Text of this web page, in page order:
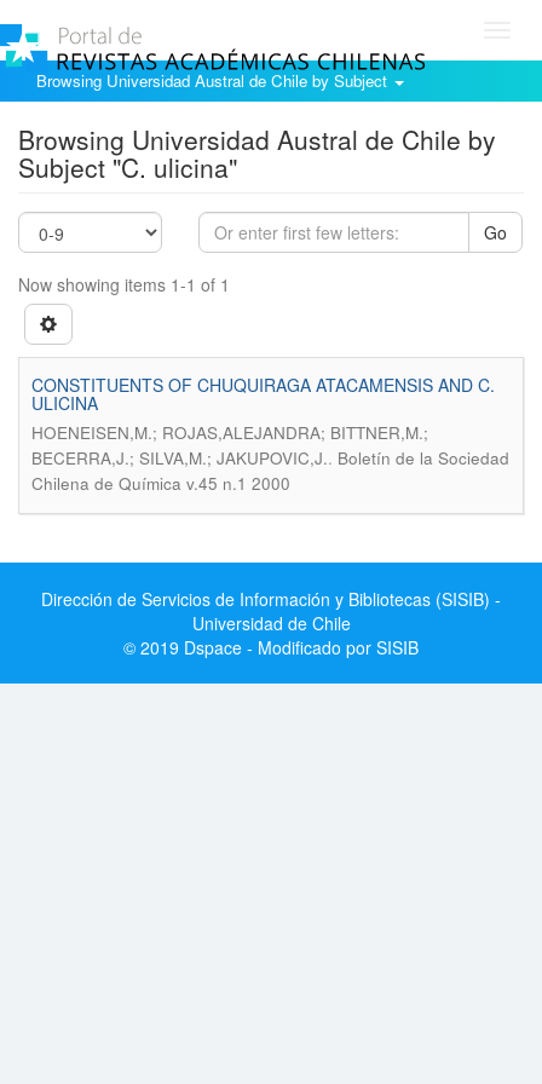
Browsing Universidad Austral de Chile by Subject
Browsing Universidad Austral de Chile by
Subject "C. ulicina"
Go
Now showing items 1-1 of 1
CONSTITUENTS OF CHUQUIRAGA ATACAMENSIS AND C.
ULICINA
HOENEISEN,M.; ROJAS,ALEJANDRA; BITTNER,M.;
BECERRA,J.; SILVA,M.; JAKUPOVIC,J.. Boletín de la Sociedad
Chilena de Química v.45 n.1 2000
Dirección de Servicios de Información y Bibliotecas (SISIB) -
Universidad de Chile
© 2019 Dspace - Modificado por SISIB